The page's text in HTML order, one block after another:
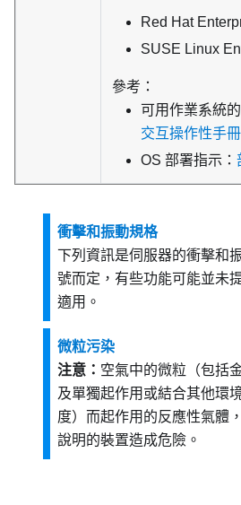
Red Hat
SUSE Linux
參考：
可用作業系統
交互操作性手冊
OS 部署指示：
衝擊和振動規格
下列資訊是伺服器的衝擊和
號而定，有些功能可能並未
適用。
微粒污染
注意： 空氣中的微粒（包括
及單獨起作用或結合其他環
度）而起作用的反應性氣體
說明的裝置造成危險。